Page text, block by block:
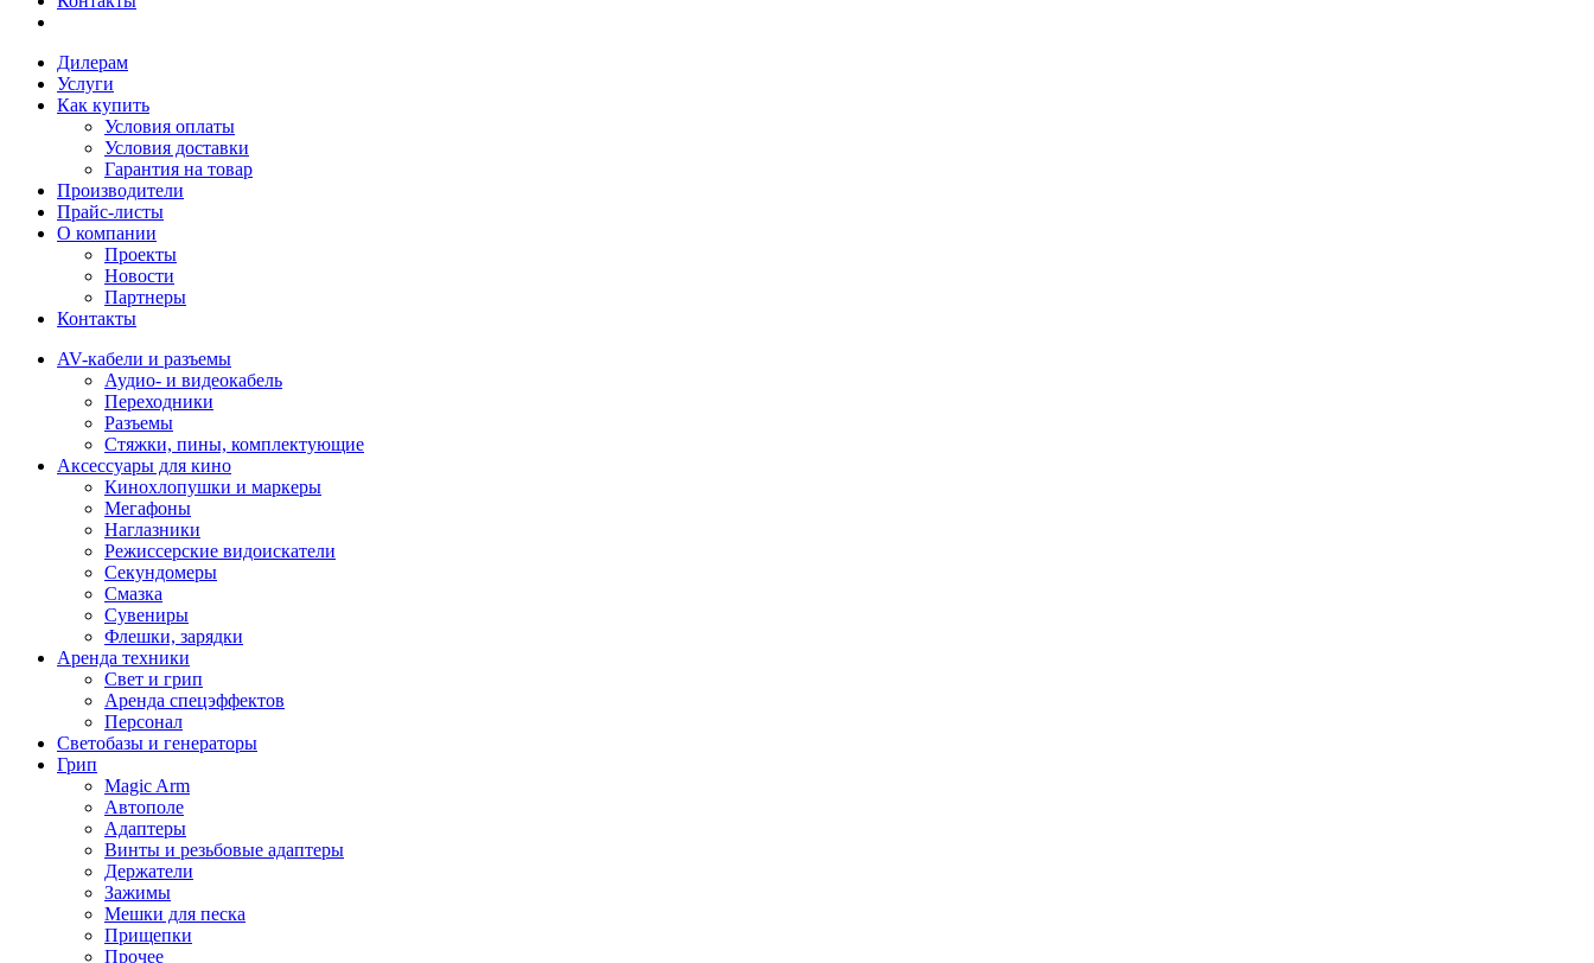
Дилерам
Услуги
Как купить
Условия оплаты
Условия доставки
Гарантия на товар
Производители
Прайс-листы
О компании
Проекты
Новости
Партнеры
Контакты
AV-кабели и разъемы
Аудио- и видеокабель
Переходники
Разъемы
Стяжки, пины, комплектующие
Аксессуары для кино
Кинохлопушки и маркеры
Мегафоны
Наглазники
Режиссерские видоискатели
Секундомеры
Смазка
Сувениры
Флешки, зарядки
Аренда техники
Свет и грип
Аренда спецэффектов
Персонал
Светобазы и генераторы
Грип
Magic Arm
Автополе
Адаптеры
Винты и резьбовые адаптеры
Держатели
Зажимы
Мешки для песка
Прищепки
Прочее